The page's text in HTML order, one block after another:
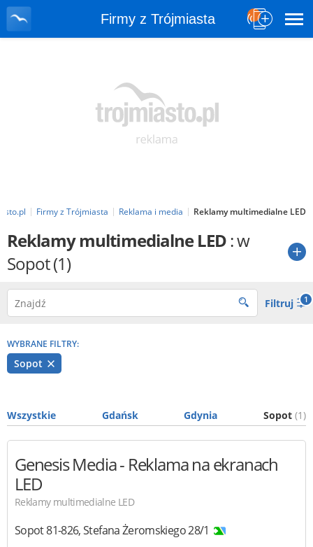
Firmy z Trójmiasta
Firmy z Trójmiasta Reklama i media Reklamy multimedialne LED
Reklamy multimedialne LED: w
Sopot(1)
Filtruj 1
WYBRANE FILTRY:
Sopot
Wszystkie Gdańsk Gdynia Sopot (1)
Genesis Media- Reklama na ekranach
LED
Reklamy multimedialne LED
Sopot81-826,Stefana Żeromskiego 28/1